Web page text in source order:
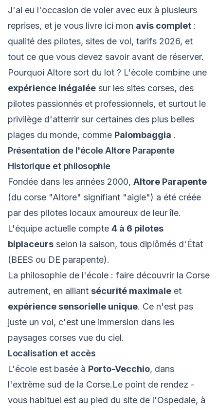
J'ai eu l'occasion de voler avec eux à plusieurs
reprises, et je vous livre ici mon avis complet :
qualité des pilotes, sites de vol, tarifs 2026, et
tout ce que vous devez savoir avant de réserver.
Pourquoi Altore sort du lot ? L'école combine une
expérience inégalée sur les sites corses, des
pilotes passionnés et professionnels, et surtout le
privilège d'atterrir sur certaines des plus belles
plages du monde, comme Palombaggia .
Présentation de l'école Altore Parapente
Historique et philosophie
Fondée dans les années 2000, Altore Parapente
(du corse "Altore" signifiant "aigle") a été créée
par des pilotes locaux amoureux de leur île.
L'équipe actuelle compte 4 à 6 pilotes
biplaceurs selon la saison, tous diplômés d'État
(BEES ou DE parapente).
La philosophie de l'école : faire découvrir la Corse
autrement, en alliant sécurité maximale et
expérience sensorielle unique. Ce n'est pas
juste un vol, c'est une immersion dans les
paysages corses vue du ciel.
Localisation et accès
L'école est basée à Porto-Vecchio, dans
l'extrême sud de la Corse.Le point de rendez -
vous habituel est au pied du site de l'Ospedale, à